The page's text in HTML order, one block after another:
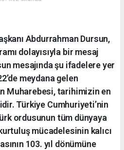
Abdurrahman Dursun,
dolayısıyla bir mesaj
mesajında şu ifadelere yer
meydana gelen
Muharebesi, tarihimizin en
Türkiye Cumhuriyeti’nin
ordusunun tüm dünyaya
mücadelesinin kalıcı
103. yıl dönümüne